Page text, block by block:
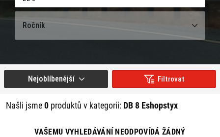
Ročník
Filtrovat
Našli jsme0 produktů v kategorii: DB 8 Eshopstyx
Nejoblíbenější
VAŠEMU VYHLEDÁVÁNÍ NEODPOVÍDÁ ŽÁDNÝ